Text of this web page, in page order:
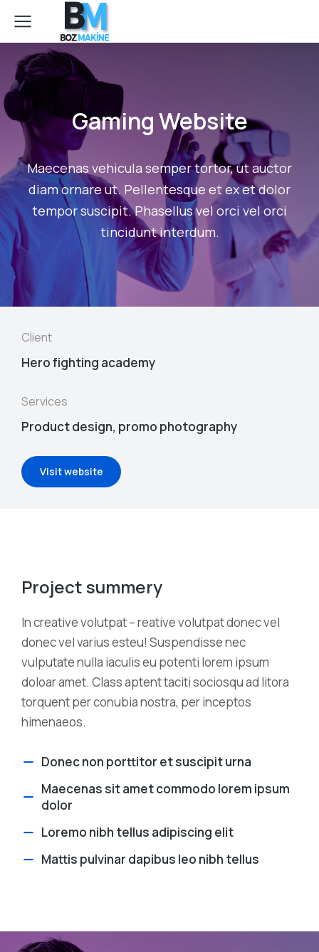
Gaming Website
Maecenas vehicula semper tortor, ut auctor
diam ornare ut. Pellentesque et ex et dolor
tempor suscipit. Phasellus vel orci vel orci
tincidunt interdum.
Client
Hero fighting academy
Services
Product design, promo photography
Visit website
Project summery
In creative volutpat – reative volutpat donec vel
donec vel varius esteu! Suspendisse nec
vulputate nulla iaculis eu potenti lorem ipsum
doloar amet. Class aptent taciti sociosqu ad litora
torquent per conubia nostra, per inceptos
himenaeos.
Donec non porttitor et suscipit urna
Maecenas sit amet commodo lorem ipsum
dolor
Loremo nibh tellus adipiscing elit
Mattis pulvinar dapibus leo nibh tellus